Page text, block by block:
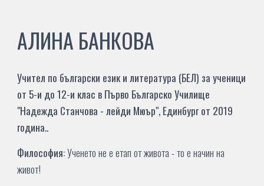
АЛИНА БАНКОВА
Учител по български език и литература (БЕЛ) за ученици
от 5-и до 12-и клас в Първо Българско Училище
"Надежда Станчова - лейди Мюър", Единбург от 2019
година..
Философия:Ученето не е етап от живота - то е начин на
живот!